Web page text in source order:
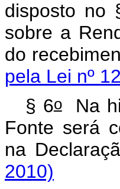
disposto no
sobre a
do
pela Lei nº
§ 6oNa
Fonte será
na
2010)